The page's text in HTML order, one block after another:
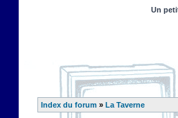
Un
Index du forum » La Taverne